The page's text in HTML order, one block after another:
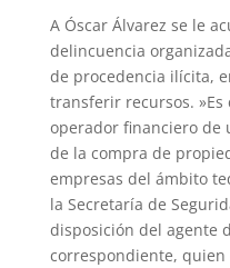
A Óscar Álvarez se le
delincuencia
de procedencia ilícita,
transferir recursos.
operador financiero de
de la compra de
empresas del ámbito
la Secretaría de
disposición del agente
correspondiente,